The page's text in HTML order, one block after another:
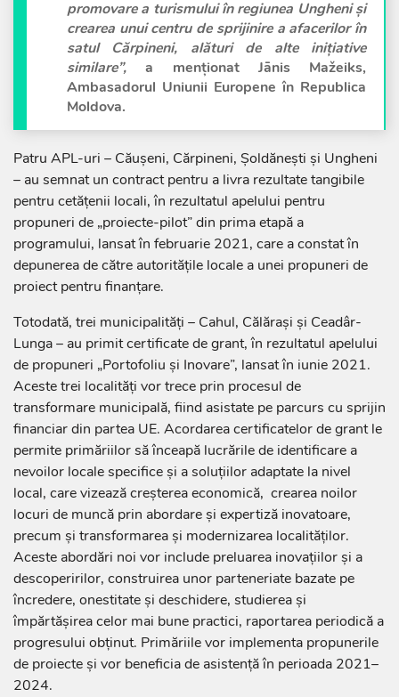
promovare a turismului în regiunea Ungheni și
crearea unui centru de sprijinire a afacerilor în
satul Cărpineni, alături de alte inițiative
similare”, a menționat Jānis Mažeiks,
Ambasadorul Uniunii Europene în Republica
Moldova.
Patru APL-uri – Căușeni, Cărpineni, Șoldănești și Ungheni
– au semnat un contract pentru a livra rezultate tangibile
pentru cetățenii locali, în rezultatul apelului pentru
propuneri de „proiecte-pilot” din prima etapă a
programului, lansat în februarie 2021, care a constat în
depunerea de către autoritățile locale a unei propuneri de
proiect pentru finanțare.
Totodată, trei municipalități – Cahul, Călărași și Ceadâr-
Lunga – au primit certificate de grant, în rezultatul apelului
de propuneri „Portofoliu și Inovare”, lansat în iunie 2021.
Aceste trei localități vor trece prin procesul de
transformare municipală, fiind asistate pe parcurs cu sprijin
financiar din partea UE. Acordarea certificatelor de grant le
permite primăriilor să înceapă lucrările de identificare a
nevoilor locale specifice și a soluțiilor adaptate la nivel
local, care vizează creșterea economică, crearea noilor
locuri de muncă prin abordare și expertiză inovatoare,
precum și transformarea și modernizarea localităților.
Aceste abordări noi vor include preluarea inovațiilor și a
descoperirilor, construirea unor parteneriate bazate pe
încredere, onestitate și deschidere, studierea și
împărtășirea celor mai bune practici, raportarea periodică a
progresului obținut. Primăriile vor implementa propunerile
de proiecte și vor beneficia de asistență în perioada 2021–
2024.